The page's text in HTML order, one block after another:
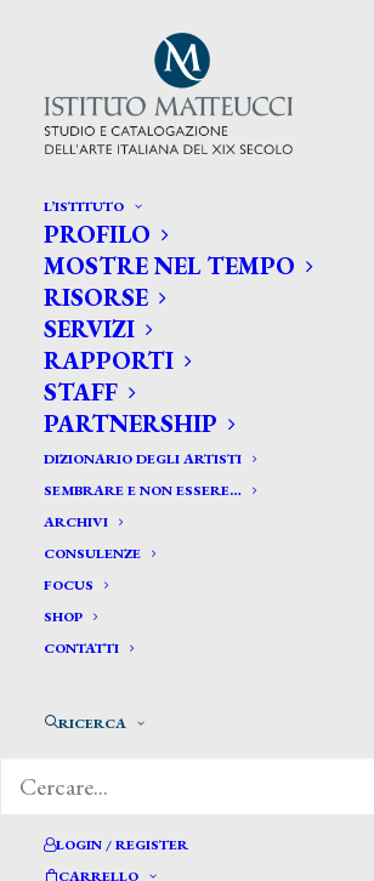
L’ISTITUTO
PROFILO
MOSTRE NEL TEMPO
RISORSE
SERVIZI
RAPPORTI
STAFF
PARTNERSHIP
DIZIONARIO DEGLI ARTISTI
SEMBRARE E NON ESSERE…
ARCHIVI
CONSULENZE
FOCUS
SHOP
CONTATTI
RICERCA
LOGIN / REGISTER
CARRELLO
CERCA TRA GLI ARTISTI:
Search
for:
Biondi U.